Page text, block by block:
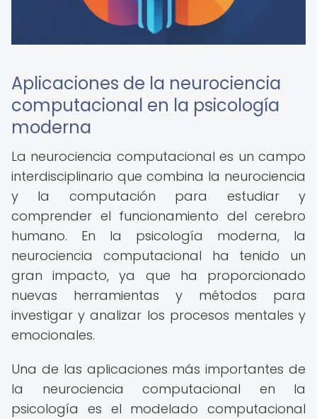
Aplicaciones de la neurociencia
computacional en la psicología
moderna
La neurociencia computacional es un campo
interdisciplinario que combina la neurociencia
y la computación para estudiar y
comprender el funcionamiento del cerebro
humano. En la psicología moderna, la
neurociencia computacional ha tenido un
gran impacto, ya que ha proporcionado
nuevas herramientas y métodos para
investigar y analizar los procesos mentales y
emocionales.
Una de las aplicaciones más importantes de
la neurociencia computacional en la
psicología es el modelado computacional